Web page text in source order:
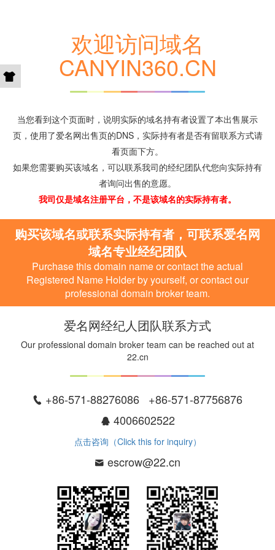
欢迎访问域名
CANYIN360.CN
当您看到这个页面时，说明实际的域名持有者设置了本出售展示
页，使用了爱名网出售页的DNS，实际持有者是否有留联系方式请
看页面下方。
如果您需要购买该域名，可以联系我司的经纪团队代您向实际持有
者询问出售的意愿。
我司仅是域名注册平台，不是该域名的实际持有者。
购买该域名或联系实际持有者，可联系爱名网
域名专业经纪团队
Purchase this domain name or contact the actual
Registered Name Holder by yourself, or contact our
professional domain broker team.
爱名网经纪人团队联系方式
Our professional domain broker team can be reached out at
22.cn
+86-571-88276086 +86-571-87756876
4006602522
点击咨询（Click this for inquiry）
escrow@22.cn